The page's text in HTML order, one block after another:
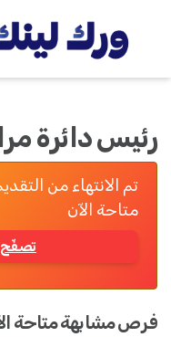
رئيس دائرة
تم الانتهاء من
متاحة الآن
تصفّح
فرص مشابهة متاحة